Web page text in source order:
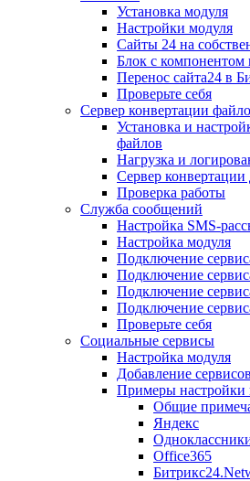
Установка модуля
Настройки модуля
Сайты 24 на
Блок с компонентом
Перенос сайта24 в
Проверьте себя
Сервер конвертации
Установка и
файлов
Нагрузка и
Сервер конвертации
Проверка работы
Служба сообщений
Настройка SMS-
Настройка модуля
Подключение
Подключение
Подключение
Подключение
Проверьте себя
Социальные сервисы
Настройка модуля
Добавление
Примеры настройки
Общие
Яндекс
Office365